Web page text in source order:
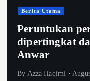
Berita Utama
Peruntukan
dipertingkat
Anwar
By Azza Haqimi